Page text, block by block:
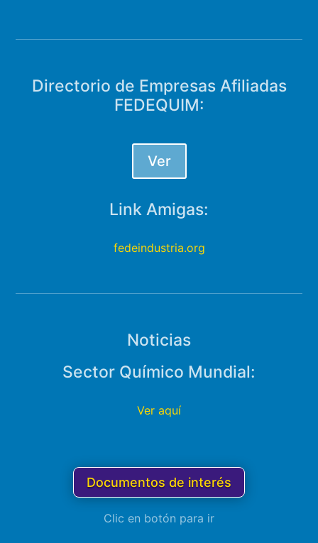
Directorio de Empresas Afiliadas
FEDEQUIM:
Ver
Link Amigas:
fedeindustria.org
Noticias
Sector Químico Mundial:
Ver aquí
Documentos de interés
Clic en botón para ir